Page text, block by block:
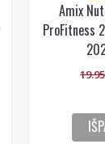
Amix
ProFitness